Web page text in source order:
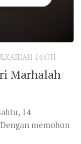
1447H
Marhalah
14
memohon